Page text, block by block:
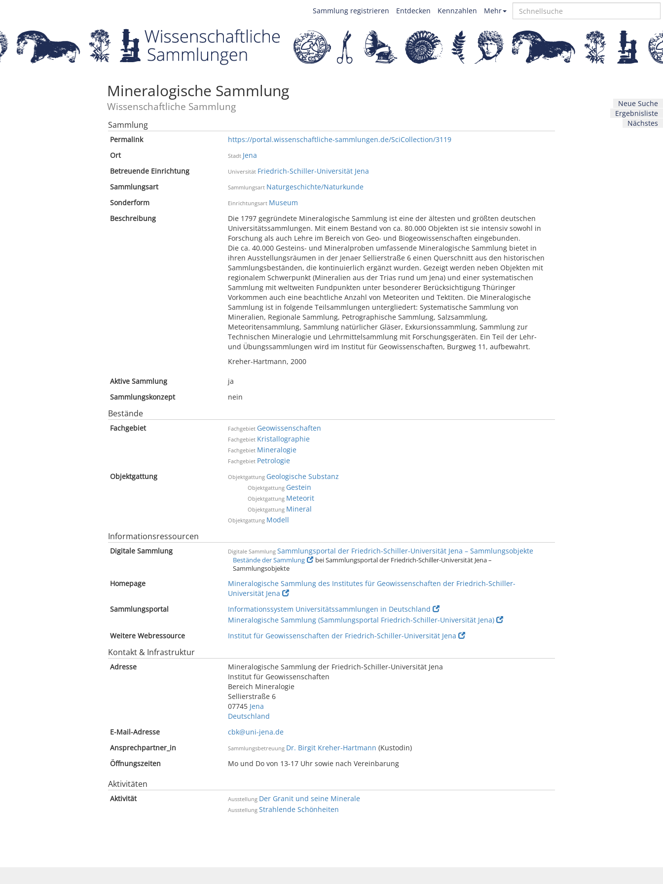
Mehr
Kennzahlen
Entdecken
Sammlung registrieren
Neue Suche
Ergebnisliste
Nächstes
Mineralogische Sammlung
Wissenschaftliche Sammlung
Sammlung
Permalink
https://portal.wissenschaftliche-sammlungen.de/SciCollection/3119
Ort
Stadt Jena
Betreuende Einrichtung
Universität Friedrich-Schiller-Universität Jena
Sammlungsart
Sammlungsart Naturgeschichte/Naturkunde
Sonderform
Einrichtungsart Museum
Beschreibung
Die 1797 gegründete Mineralogische Sammlung ist eine der ältesten und größten deutschen
Universitätssammlungen. Mit einem Bestand von ca. 80.000 Objekten ist sie intensiv sowohl in
Forschung als auch Lehre im Bereich von Geo- und Biogeowissenschaften eingebunden.
Die ca. 40.000 Gesteins- und Mineralproben umfassende Mineralogische Sammlung bietet in
ihren Ausstellungsräumen in der Jenaer Sellierstraße 6 einen Querschnitt aus den historischen
Sammlungsbeständen, die kontinuierlich ergänzt wurden. Gezeigt werden neben Objekten mit
regionalem Schwerpunkt (Mineralien aus der Trias rund um Jena) und einer systematischen
Sammlung mit weltweiten Fundpunkten unter besonderer Berücksichtigung Thüringer
Vorkommen auch eine beachtliche Anzahl von Meteoriten und Tektiten. Die Mineralogische
Sammlung ist in folgende Teilsammlungen untergliedert: Systematische Sammlung von
Mineralien, Regionale Sammlung, Petrographische Sammlung, Salzsammlung,
Meteoritensammlung, Sammlung natürlicher Gläser, Exkursionssammlung, Sammlung zur
Technischen Mineralogie und Lehrmittelsammlung mit Forschungsgeräten. Ein Teil der Lehr-
und Übungssammlungen wird im Institut für Geowissenschaften, Burgweg 11, aufbewahrt.
Kreher-Hartmann, 2000
Aktive Sammlung
ja
Sammlungskonzept
nein
Bestände
Fachgebiet Fachgebiet Geowissenschaften
Fachgebiet Kristallographie
Fachgebiet Mineralogie
Fachgebiet Petrologie
Objektgattung
Objektgattung Geologische Substanz
Objektgattung Gestein
Objektgattung Meteorit
Objektgattung Mineral
Objektgattung Modell
Informationsressourcen
Digitale Sammlung Digitale Sammlung Sammlungsportal der Friedrich-Schiller-Universität Jena – Sammlungsobjekte
Bestände der Sammlung
bei Sammlungsportal der Friedrich-Schiller-Universität Jena –
Sammlungsobjekte
Homepage
Mineralogische Sammlung des Institutes für Geowissenschaften der Friedrich-Schiller-
Universität Jena
Sammlungsportal
Informationssystem Universitätssammlungen in Deutschland
Mineralogische Sammlung (Sammlungsportal Friedrich-Schiller-Universität Jena)
Weitere Webressource
Institut für Geowissenschaften der Friedrich-Schiller-Universität Jena
Kontakt & Infrastruktur
Adresse
Mineralogische Sammlung der Friedrich-Schiller-Universität Jena
Institut für Geowissenschaften
Bereich Mineralogie
Sellierstraße 6
07745 Jena
Deutschland
E-Mail-Adresse
cbk@uni-jena.de
Ansprechpartner_in
Sammlungsbetreuung Dr. Birgit Kreher-Hartmann (Kustodin)
Öffnungszeiten
Mo und Do von 13-17 Uhr sowie nach Vereinbarung
Aktivitäten
Aktivität Ausstellung Der Granit und seine Minerale
Ausstellung Strahlende Schönheiten